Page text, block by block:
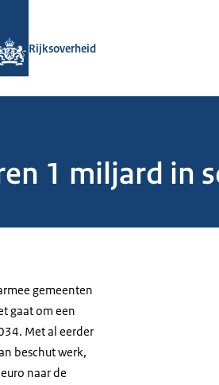
Rijksoverheid
1 miljard in
gemeenten
gaat om een
Met al eerder
beschut werk,
naar de